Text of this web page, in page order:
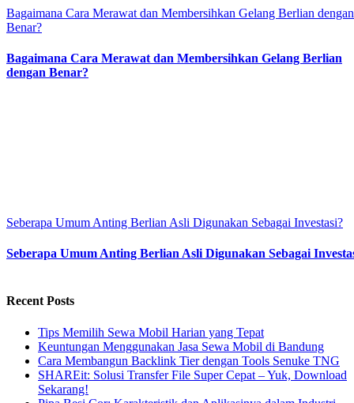
Bagaimana Cara Merawat dan Membersihkan Gelang Berlian dengan
Benar?
Bagaimana Cara Merawat dan Membersihkan Gelang Berlian
dengan Benar?
Seberapa Umum Anting Berlian Asli Digunakan Sebagai Investasi?
Seberapa Umum Anting Berlian Asli Digunakan Sebagai
Recent Posts
Tips Memilih Sewa Mobil Harian yang Tepat
Keuntungan Menggunakan Jasa Sewa Mobil di Bandung
Cara Membangun Backlink Tier dengan Tools Senuke TNG
SHAREit: Solusi Transfer File Super Cepat – Yuk, Download
Sekarang!